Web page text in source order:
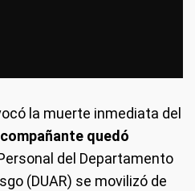
la muerte inmediata del
quedó
del Departamento
(DUAR) se movilizó de